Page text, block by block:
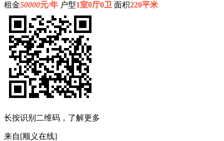
租金50000元/年 户型1室0厅0卫 面积220平米
长按识别二维码，了解更多
来自[顺义在线]